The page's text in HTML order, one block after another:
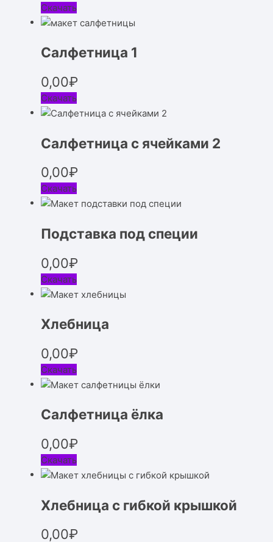
Скачать
Салфетница 1
0,00₽
Скачать
Салфетница с ячейками 2
0,00₽
Скачать
Подставка под специи
0,00₽
Скачать
Хлебница
0,00₽
Скачать
Салфетница ёлка
0,00₽
Скачать
Хлебница с гибкой крышкой
0,00₽